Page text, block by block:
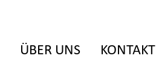
ÜBER UNS KONTAKT